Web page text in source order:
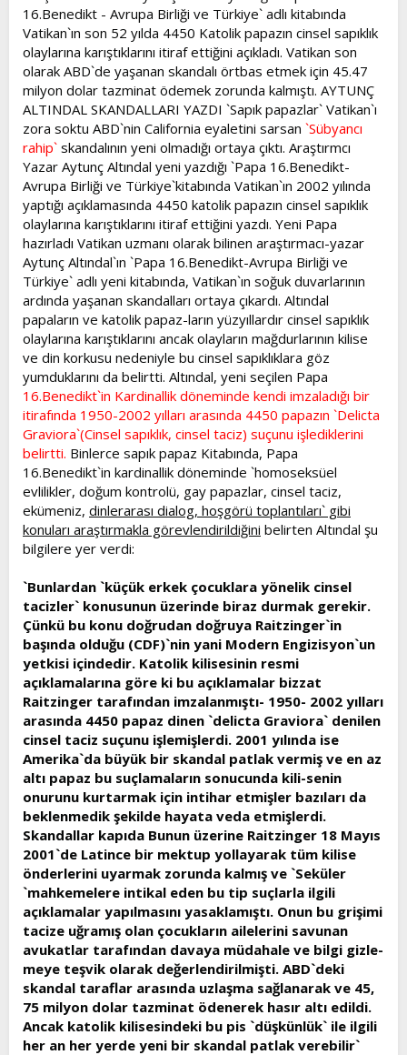
t
a
n
i
h
16.Benedikt - Avrupa Birliği ve Türkiye` adlı kitabında
Vatikan`ın son 52 yılda 4450 Katolik papazın cinsel sapıklık
olaylarına karıştıklarını itiraf ettiğini açıkladı. Vatikan son
olarak ABD`de yaşanan skandalı örtbas etmek için 45.47
milyon dolar tazminat ödemek zorunda kalmıştı. AYTUNÇ
ALTINDAL SKANDALLARI YAZDI `Sapık papazlar` Vatikan`ı
zora soktu ABD`nin California eyaletini sarsan `Sübyancı
rahip` skandalının yeni olmadığı ortaya çıktı. Araştırmcı
Yazar Aytunç Altındal yeni yazdığı `Papa 16.Benedikt-
Avrupa Birliği ve Türkiye`kitabında Vatikan`ın 2002 yılında
yaptığı açıklamasında 4450 katolik papazın cinsel sapıklık
olaylarına karıştıklarını itiraf ettiğini yazdı. Yeni Papa
hazırladı Vatikan uzmanı olarak bilinen araştırmacı-yazar
Aytunç Altındal`ın `Papa 16.Benedikt-Avrupa Birliği ve
Türkiye` adlı yeni kitabında, Vatikan`ın soğuk duvarlarının
ardında yaşanan skandalları ortaya çıkardı. Altındal
papaların ve katolik papaz-ların yüzyıllardır cinsel sapıklık
olaylarına karıştıklarını ancak olayların mağdurlarının kilise
ve din korkusu nedeniyle bu cinsel sapıklıklara göz
yumduklarını da belirtti. Altındal, yeni seçilen Papa
16.Benedikt`in Kardinallik döneminde kendi imzaladığı bir
itirafında 1950-2002 yılları arasında 4450 papazın `Delicta
Graviora`(Cinsel sapıklık, cinsel taciz) suçunu işlediklerini
belirtti. Binlerce sapık papaz Kitabında, Papa
16.Benedikt`in kardinallik döneminde `homoseksüel
evlilikler, doğum kontrolü, gay papazlar, cinsel taciz,
ekümeniz, dinlerarası dialog, hoşgörü toplantıları` gibi
konuları araştırmakla görevlendirildiğini belirten Altındal şu
bilgilere yer verdi:
`Bunlardan `küçük erkek çocuklara yönelik cinsel
tacizler` konusunun üzerinde biraz durmak gerekir.
Çünkü bu konu doğrudan doğruya Raitzinger`in
başında olduğu (CDF)`nin yani Modern Engizisyon`un
yetkisi içindedir. Katolik kilisesinin resmi
açıklamalarına göre ki bu açıklamalar bizzat
Raitzinger tarafından imzalanmıştı- 1950- 2002 yılları
arasında 4450 papaz dinen `delicta Graviora` denilen
cinsel taciz suçunu işlemişlerdi. 2001 yılında ise
Amerika`da büyük bir skandal patlak vermiş ve en az
altı papaz bu suçlamaların sonucunda kili-senin
onurunu kurtarmak için intihar etmişler bazıları da
beklenmedik şekilde hayata veda etmişlerdi.
Skandallar kapıda Bunun üzerine Raitzinger 18 Mayıs
2001`de Latince bir mektup yollayarak tüm kilise
önderlerini uyarmak zorunda kalmış ve `Seküler
`mahkemelere intikal eden bu tip suçlarla ilgili
açıklamalar yapılmasını yasaklamıştı. Onun bu grişimi
tacize uğramış olan çocukların ailelerini savunan
avukatlar tarafından davaya müdahale ve bilgi gizle-
meye teşvik olarak değerlendirilmişti. ABD`deki
skandal taraflar arasında uzlaşma sağlanarak ve 45,
75 milyon dolar tazminat ödenerek hasır altı edildi.
Ancak katolik kilisesindeki bu pis `düşkünlük` ile ilgili
her an her yerde yeni bir skandal patlak verebilir`